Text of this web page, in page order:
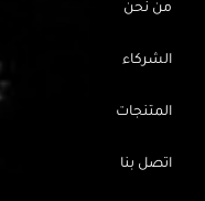
من نحن
الشركاء
المتنجات
اتصل بنا